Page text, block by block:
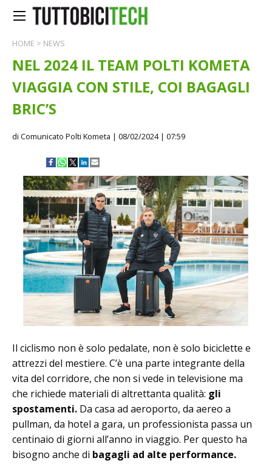
HOME > NEWS
NEL 2024 IL TEAM POLTI KOMETA
VIAGGIA CON STILE, COI BAGAGLI
BRIC’S
di Comunicato Polti Kometa | 08/02/2024 | 07:59
Il ciclismo non è solo pedalate, non è solo biciclette e
attrezzi del mestiere. C’è una parte integrante della
vita del corridore, che non si vede in televisione ma
che richiede materiali di altrettanta qualità: gli
spostamenti. Da casa ad aeroporto, da aereo a
pullman, da hotel a gara, un professionista passa un
centinaio di giorni all’anno in viaggio. Per questo ha
bisogno anche di bagagli ad alte performance.